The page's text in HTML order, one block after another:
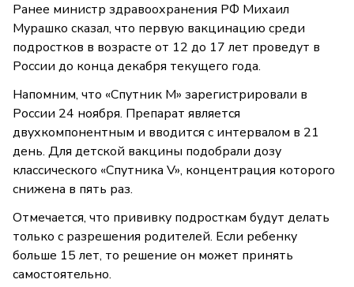
Ранее министр здравоохранения РФ Михаил
Мурашко сказал, что первую вакцинацию среди
подростков в возрасте от 12 до 17 лет проведут в
России до конца декабря текущего года.
Напомним, что «Спутник М» зарегистрировали в
России 24 ноября. Препарат является
двухкомпонентным и вводится с интервалом в 21
день. Для детской вакцины подобрали дозу
классического «Спутника V», концентрация которого
снижена в пять раз.
Отмечается, что прививку подросткам будут делать
только с разрешения родителей. Если ребенку
больше 15 лет, то решение он может принять
самостоятельно.